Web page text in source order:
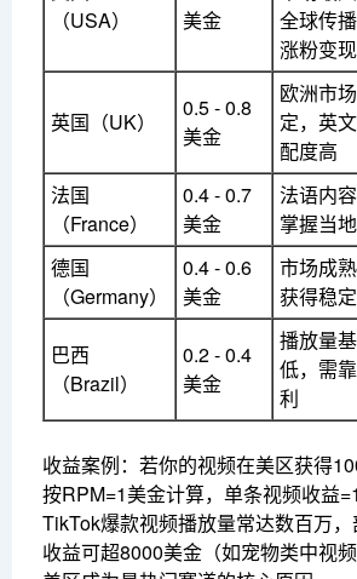
（USA）
美金
全球传
涨粉变
英国（UK）
0.5 - 0.8
美金
欧洲市
定，英
配度高
法国
（France）
0.4 - 0.7
美金
法语内
掌握当
德国
（Germany）
0.4 - 0.6
美金
市场成
获得稳
巴西
（Brazil）
0.2 - 0.4
美金
播放量
低，需
利
收益案例：若你的视频在美区获得
按RPM=1美金计算，单条视频收益
TikTok爆款视频播放量常达数百万
收益可超8000美金（如宠物类中视